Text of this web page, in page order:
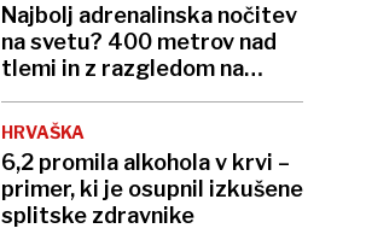
Najbolj adrenalinska nočitev
na svetu? 400 metrov nad
tlemi in z razgledom na
globok prepad
HRVAŠKA
6,2 promila alkohola v krvi –
primer, ki je osupnil izkušene
splitske zdravnike